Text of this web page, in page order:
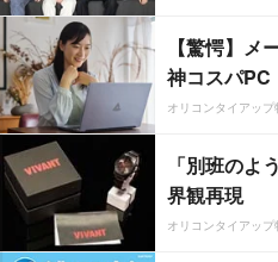
【驚愕】メ
神コスパPC
オリコンタイアップ
「別班のよ
界観再現
オリコンタイアップ